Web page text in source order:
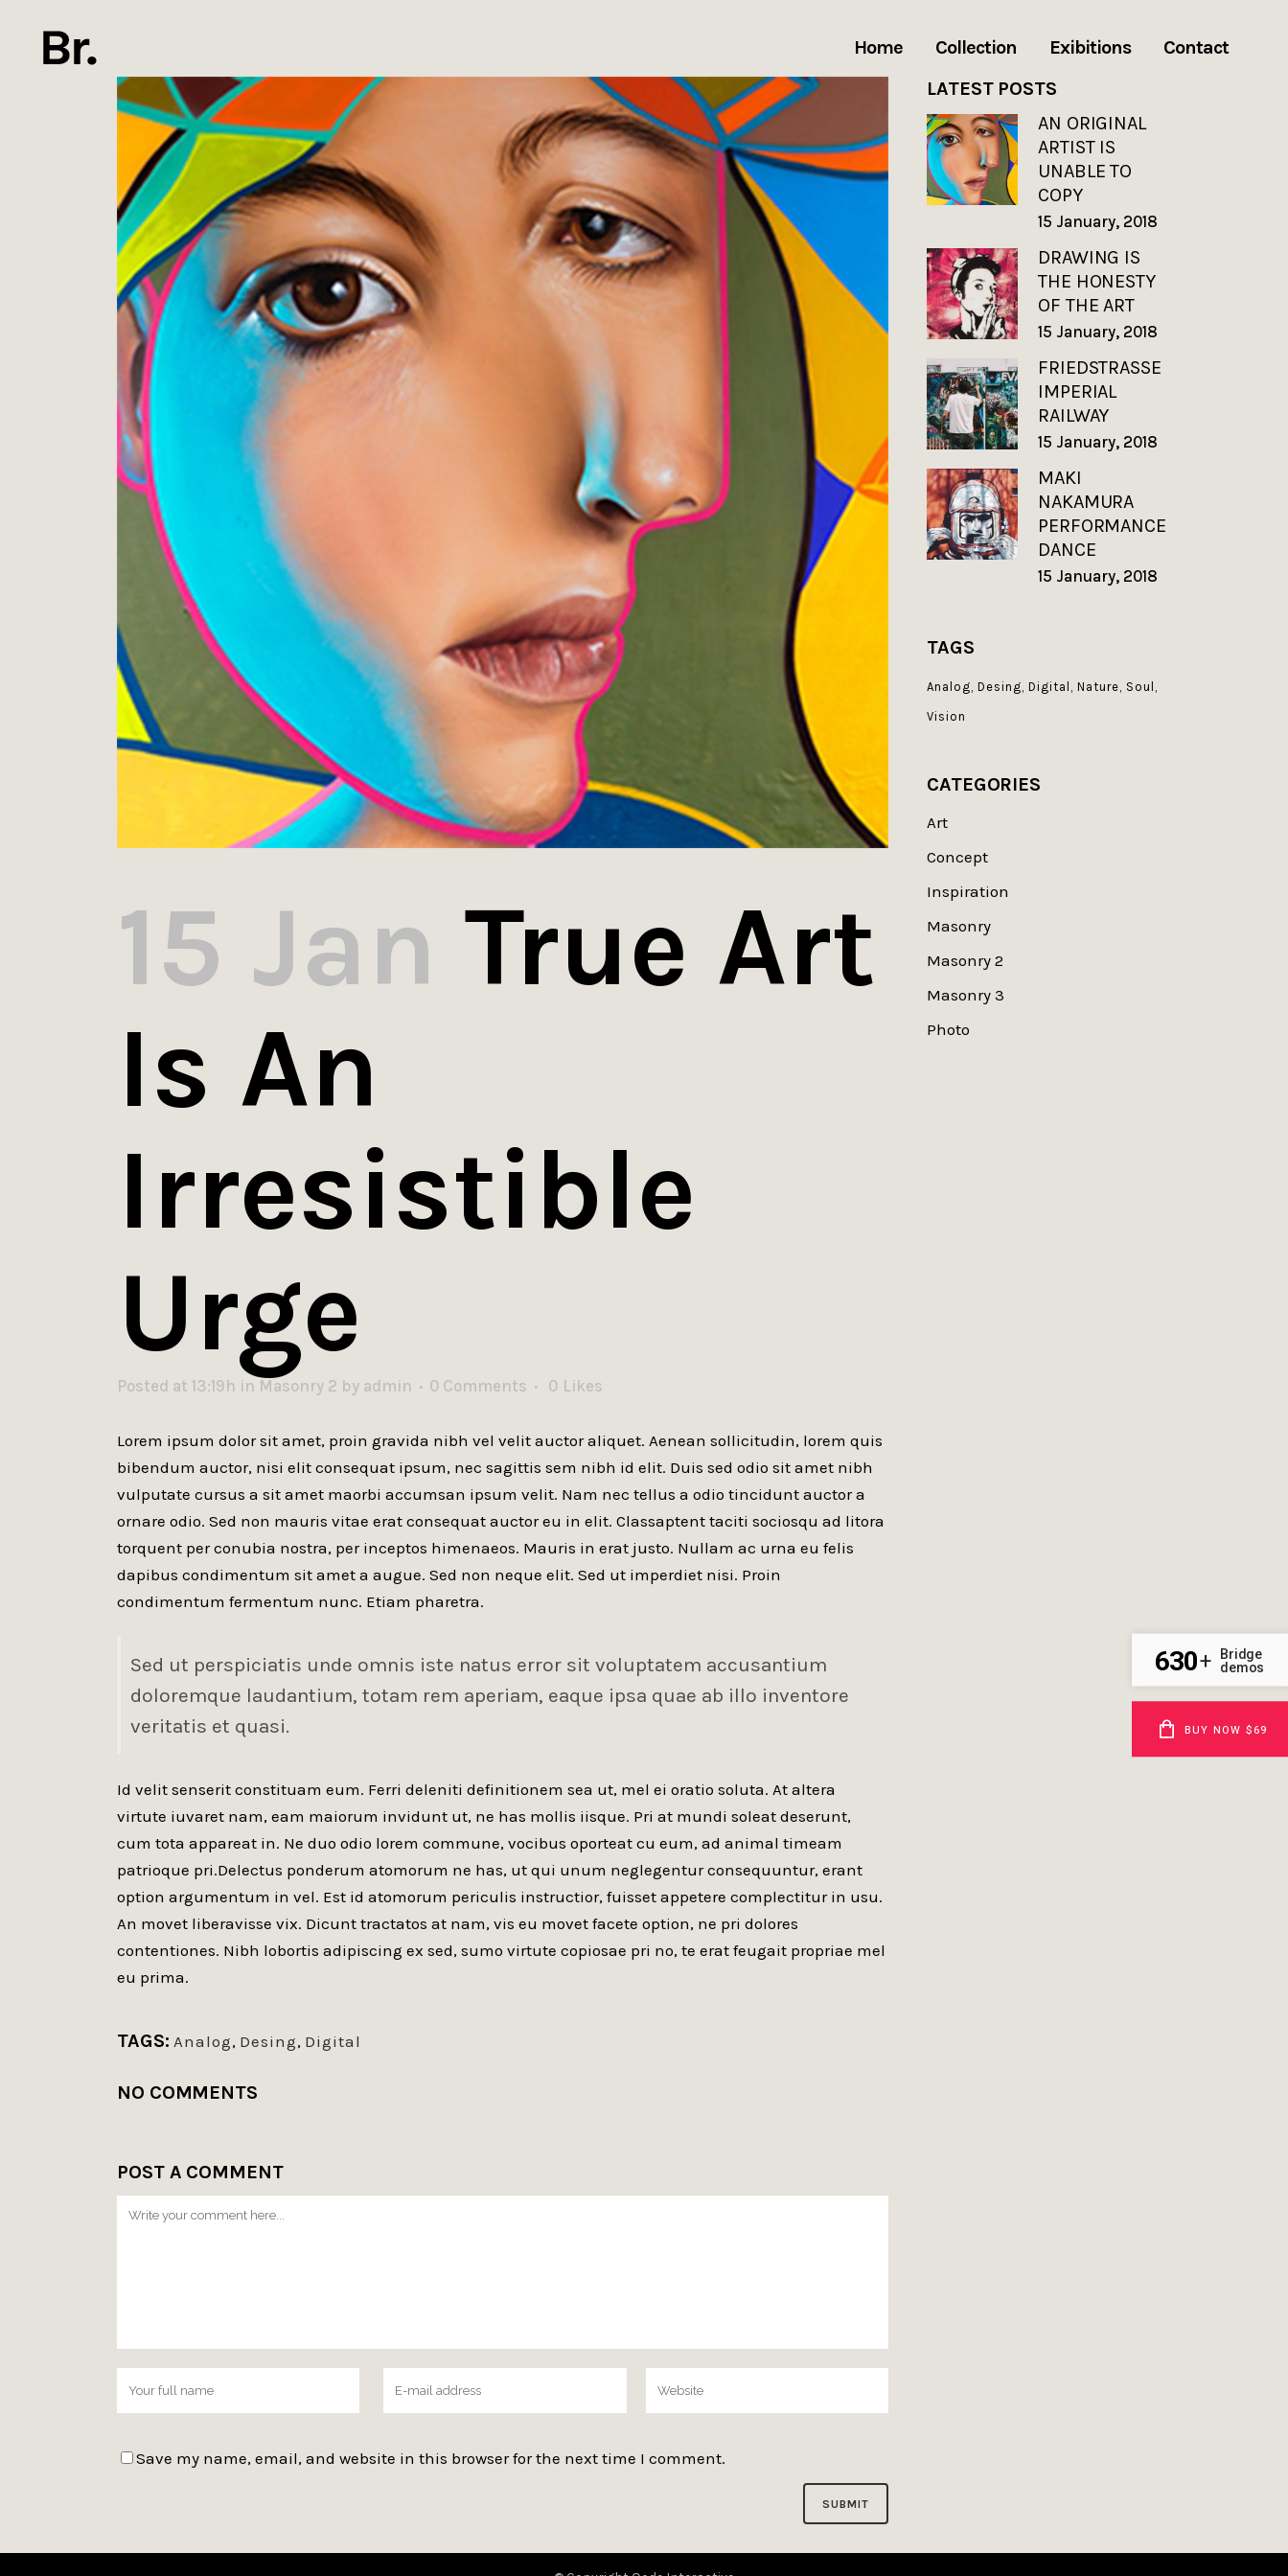
Home Collection Exibitions Contact
15 Jan True Art
Is An
Irresistible
Urge
Posted at 13:19h in Masonry 2 by admin 0 Comments 0 Likes
Lorem ipsum dolor sit amet, proin gravida nibh vel velit auctor aliquet. Aenean sollicitudin, lorem quis
bibendum auctor, nisi elit consequat ipsum, nec sagittis sem nibh id elit. Duis sed odio sit amet nibh
vulputate cursus a sit amet maorbi accumsan ipsum velit. Nam nec tellus a odio tincidunt auctor a
ornare odio. Sed non mauris vitae erat consequat auctor eu in elit. Classaptent taciti sociosqu ad litora
torquent per conubia nostra, per inceptos himenaeos. Mauris in erat justo. Nullam ac urna eu felis
dapibus condimentum sit amet a augue. Sed non neque elit. Sed ut imperdiet nisi. Proin
condimentum fermentum nunc. Etiam pharetra.
Sed ut perspiciatis unde omnis iste natus error sit voluptatem accusantium
doloremque laudantium, totam rem aperiam, eaque ipsa quae ab illo inventore
veritatis et quasi.
Id velit senserit constituam eum. Ferri deleniti definitionem sea ut, mel ei oratio soluta. At altera
virtute iuvaret nam, eam maiorum invidunt ut, ne has mollis iisque. Pri at mundi soleat deserunt,
cum tota appareat in. Ne duo odio lorem commune, vocibus oporteat cu eum, ad animal timeam
patrioque pri.Delectus ponderum atomorum ne has, ut qui unum neglegentur consequuntur, erant
option argumentum in vel. Est id atomorum periculis instructior, fuisset appetere complectitur in usu.
An movet liberavisse vix. Dicunt tractatos at nam, vis eu movet facete option, ne pri dolores
contentiones. Nibh lobortis adipiscing ex sed, sumo virtute copiosae pri no, te erat feugait propriae mel
eu prima.
TAGS: Analog, Desing, Digital
NO COMMENTS
POST A COMMENT
Save my name, email, and website in this browser for the next time I comment.
LATEST POSTS
AN ORIGINAL
ARTIST IS
UNABLE TO
COPY
15 January, 2018
DRAWING IS
THE HONESTY
OF THE ART
15 January, 2018
FRIEDSTRASSE
IMPERIAL
RAILWAY
15 January, 2018
MAKI
NAKAMURA
PERFORMANCE
DANCE
15 January, 2018
TAGS
Analog Desing Digital Nature Soul
Vision
CATEGORIES
Art
Concept
Inspiration
Masonry
Masonry 2
Masonry 3
Photo
630+
Bridge
demos
BUY NOW $69